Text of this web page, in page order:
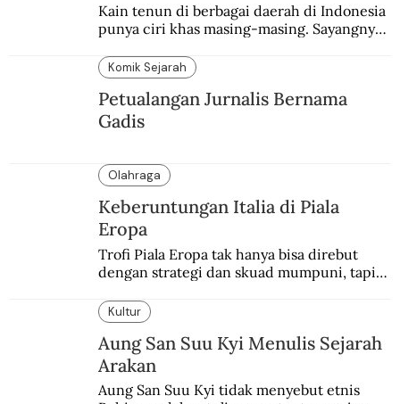
Kain tenun di berbagai daerah di Indonesia
punya ciri khas masing-masing. Sayangnya,
belum memadai.
Komik Sejarah
Petualangan Jurnalis Bernama
Gadis
Olahraga
Keberuntungan Italia di Piala
Eropa
Trofi Piala Eropa tak hanya bisa direbut
dengan strategi dan skuad mumpuni, tapi
mengalaminya.
Kultur
Aung San Suu Kyi Menulis Sejarah
Arakan
Aung San Suu Kyi tidak menyebut etnis